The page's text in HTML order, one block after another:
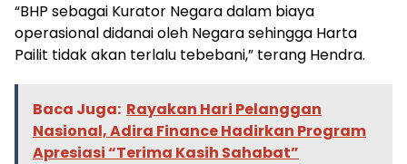
“BHP sebagai Kurator Negara dalam biaya
operasional didanai oleh Negara sehingga Harta
Pailit tidak akan terlalu tebebani,” terang Hendra.
Baca Juga: Rayakan Hari Pelanggan
Nasional, Adira Finance Hadirkan Program
Apresiasi “Terima Kasih Sahabat”